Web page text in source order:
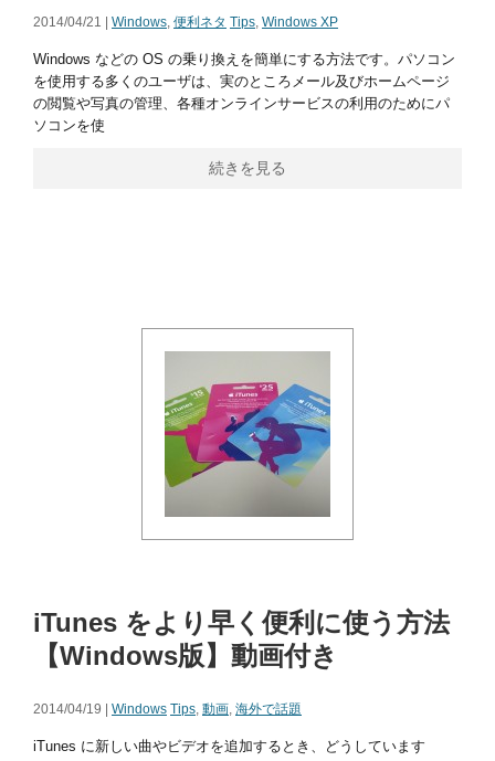
2014/04/21 | Windows, 便利ネタ Tips, Windows XP
Windows などの OS の乗り換えを簡単にする方法です。パソコン
を使用する多くのユーザは、実のところメール及びホームページ
の閲覧や写真の管理、各種オンラインサービスの利用のためにパ
ソコンを使
続きを見る
iTunes をより早く便利に使う方法
【Windows版】動画付き
2014/04/19 | Windows Tips, 動画, 海外で話題
iTunes に新しい曲やビデオを追加するとき、どうしています